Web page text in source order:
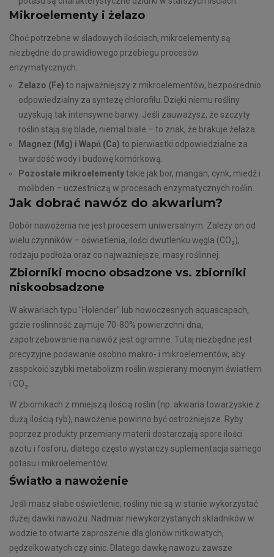
Mikroelementy i żelazo
Choć potrzebne w śladowych ilościach, mikroelementy są
niezbędne do prawidłowego przebiegu procesów
enzymatycznych.
Żelazo (Fe) to najważniejszy z mikroelementów, bezpośrednio
odpowiedzialny za syntezę chlorofilu. Dzięki niemu rośliny
uzyskują tak intensywne barwy. Jeśli zauważysz, że szczyty
roślin stają się blade, niemal białe – to znak, że brakuje żelaza.
Magnez (Mg) i Wapń (Ca) to pierwiastki odpowiedzialne za
twardość wody i budowę komórkową.
Pozostałe mikroelementytakie jak bor, mangan, cynk, miedź i
molibden – uczestniczą w procesach enzymatycznych roślin.
Jak dobrać nawóz do akwarium?
Dobór nawożenia nie jest procesem uniwersalnym. Zależy on od
wielu czynników – oświetlenia, ilości dwutlenku węgla (CO₂),
rodzaju podłoża oraz co najważniejsze, masy roślinnej.
Zbiorniki mocno obsadzone vs. zbiorniki
niskoobsadzone
W akwariach typu "Holender" lub nowoczesnych aquascapach,
gdzie roślinność zajmuje 70-80% powierzchni dna,
zapotrzebowanie na nawóz jest ogromne. Tutaj niezbędne jest
precyzyjne podawanie osobno makro- i mikroelementów, aby
zaspokoić szybki metabolizm roślin wspierany mocnym światłem
i CO₂.
W zbiornikach z mniejszą ilością roślin (np. akwaria towarzyskie z
dużą ilością ryb), nawożenie powinno być ostrożniejsze. Ryby
poprzez produkty przemiany materii dostarczają spore ilości
azotu i fosforu, dlatego często wystarczy suplementacja samego
potasu i mikroelementów.
Światło a nawożenie
Jeśli masz słabe oświetlenie, rośliny nie są w stanie wykorzystać
dużej dawki nawozu. Nadmiar niewykorzystanych składników w
wodzie to otwarte zaproszenie dla glonów nitkowatych,
pędzelkowatych czy sinic. Dlatego dawkę nawozu zawsze